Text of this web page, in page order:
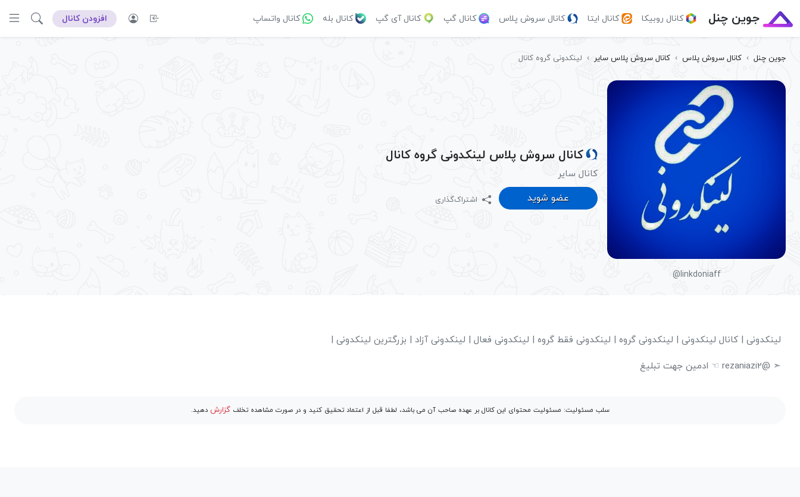
جوین چنل کانال روبیکا کانال ایتا کانال سروش پلاس کانال گپ کانال آی گپ کانال بله کانال واتساپ افزودن کانال
جوین چنل › کانال سروش پلاس › کانال سروش پلاس سایر › لینکدونی گروه کانال
@linkdoniaff
کانال سروش پلاس لینکدونی گروه کانال
کانال سایر
عضو شوید
اشتراک‌گذاری
لینکدونی | کانال لینکدونی | لینکدونی گروه | لینکدونی فقط گروه | لینکدونی فعال | لینکدونی آزاد | بزرگترین لینکدونی |
➣ @rezaniazi2 ☜ ادمین جهت تبلیغ
سلب مسئولیت: مسئولیت محتوای این کانال بر عهده صاحب آن می باشد، لطفا قبل از اعتماد تحقیق کنید و در صورت مشاهده تخلفگزارش دهید.